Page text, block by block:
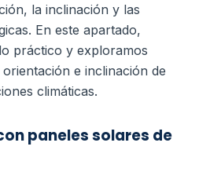
la inclinación y las
En este apartado,
práctico y exploramos
e inclinación de
climáticas.
paneles solares de